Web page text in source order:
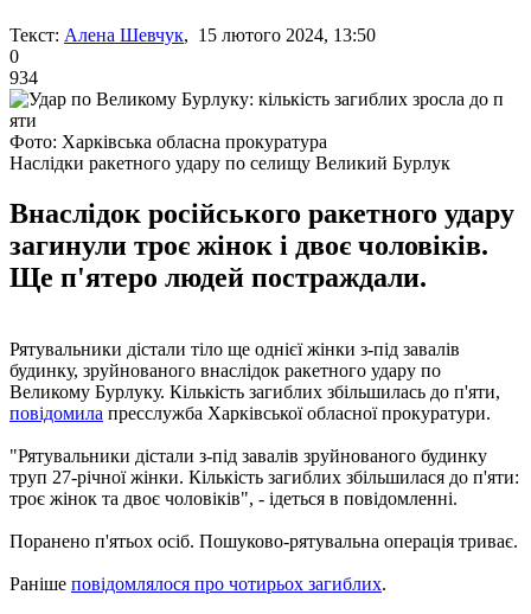
Текст: Алена Шевчук, 15 лютого 2024, 13:50
0
934
Фото: Харківська обласна прокуратура
Наслідки ракетного удару по селищу Великий Бурлук
Внаслідок російського ракетного удару
загинули троє жінок і двоє чоловіків.
Ще п'ятеро людей постраждали.
Рятувальники дістали тіло ще однієї жінки з-під завалів
будинку, зруйнованого внаслідок ракетного удару по
Великому Бурлуку. Кількість загиблих збільшилась до п'яти,
повідомила пресслужба Харківської обласної прокуратури.
"Рятувальники дістали з-під завалів зруйнованого будинку
труп 27-річної жінки. Кількість загиблих збільшилася до п'яти:
троє жінок та двоє чоловіків", - ідеться в повідомленні.
Поранено п'ятьох осіб. Пошуково-рятувальна операція триває.
Раніше повідомлялося про чотирьох загиблих.